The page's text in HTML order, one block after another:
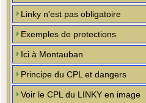
Linky n'est pas obligatoire
Exemples de protections
Ici à Montauban
Principe du CPL et dangers
Voir le CPL du LINKY en image